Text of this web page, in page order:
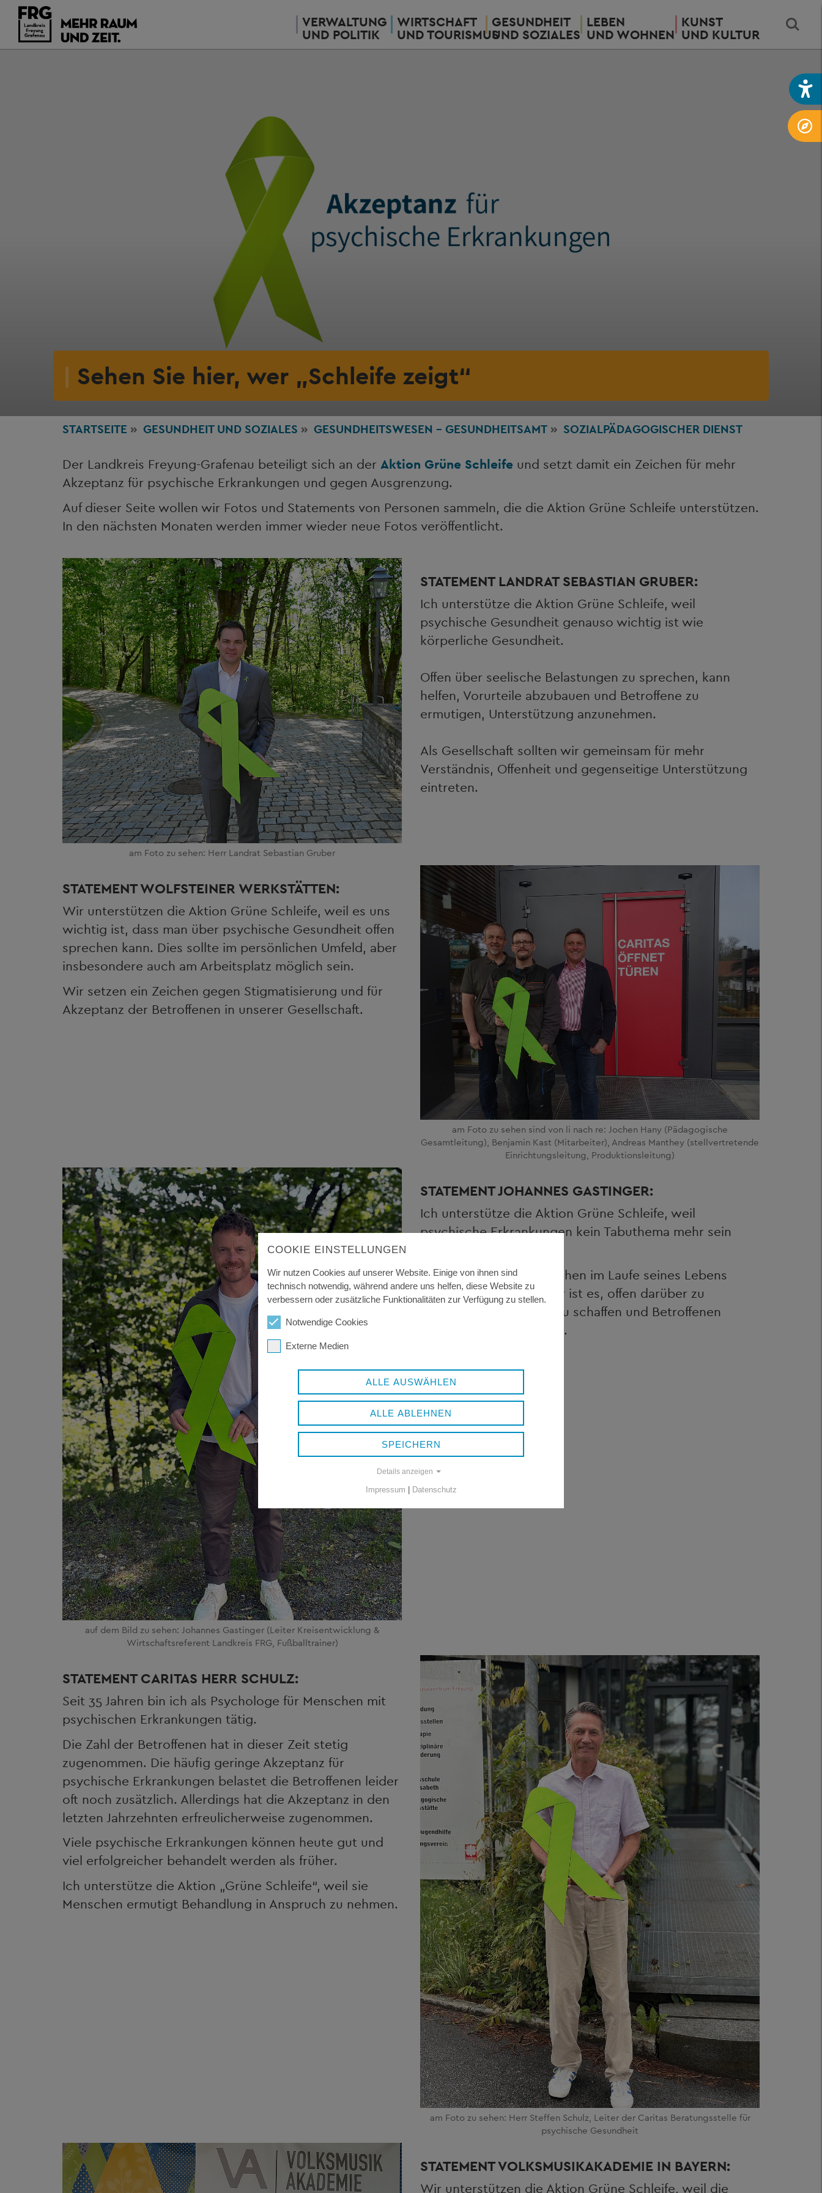
VERWALTUNG
UND POLITIK
WIRTSCHAFT
UND TOURISMUS
GESUNDHEIT
UND SOZIALES
LEBEN
UND WOHNEN
KUNST
UND KULTUR
Sehen Sie hier, wer „Schleife zeigt“
STARTSEITE GESUNDHEIT UND SOZIALES GESUNDHEITSWESEN - GESUNDHEITSAMT SOZIALPÄDAGOGISCHER DIENST
Der Landkreis Freyung-Grafenau beteiligt sich an der Aktion Grüne Schleife und setzt damit ein Zeichen für mehr
Akzeptanz für psychische Erkrankungen und gegen Ausgrenzung.
Auf dieser Seite wollen wir Fotos und Statements von Personen sammeln, die die Aktion Grüne Schleife unterstützen.
In den nächsten Monaten werden immer wieder neue Fotos veröffentlicht.
am Foto zu sehen: Herr Landrat Sebastian Gruber
STATEMENT LANDRAT SEBASTIAN GRUBER:
Ich unterstütze die Aktion Grüne Schleife, weil
psychische Gesundheit genauso wichtig ist wie
körperliche Gesundheit.
Offen über seelische Belastungen zu sprechen, kann
helfen, Vorurteile abzubauen und Betroffene zu
ermutigen, Unterstützung anzunehmen.
Als Gesellschaft sollten wir gemeinsam für mehr
Verständnis, Offenheit und gegenseitige Unterstützung
eintreten.
STATEMENT WOLFSTEINER WERKSTÄTTEN:
Wir unterstützen die Aktion Grüne Schleife, weil es uns
wichtig ist, dass man über psychische Gesundheit offen
sprechen kann. Dies sollte im persönlichen Umfeld, aber
insbesondere auch am Arbeitsplatz möglich sein.
Wir setzen ein Zeichen gegen Stigmatisierung und für
Akzeptanz der Betroffenen in unserer Gesellschaft.
am Foto zu sehen sind von li nach re: Jochen Hany (Pädagogische
Gesamtleitung), Benjamin Kast (Mitarbeiter), Andreas Manthey (stellvertretende
Einrichtungsleitung, Produktionsleitung)
auf dem Bild zu sehen: Johannes Gastinger (Leiter Kreisentwicklung &
Wirtschaftsreferent Landkreis FRG, Fußballtrainer)
STATEMENT JOHANNES GASTINGER:
Ich unterstütze die Aktion Grüne Schleife, weil
psychische Erkrankungen kein Tabuthema mehr sein
Sie können jeden Menschen im Laufe seines Lebens
treffen – umso wichtiger ist es, offen darüber zu
sprechen, Verständnis zu schaffen und Betroffenen
Unterstützung zu bieten.
STATEMENT CARITAS HERR SCHULZ:
Seit 35 Jahren bin ich als Psychologe für Menschen mit
psychischen Erkrankungen tätig.
Die Zahl der Betroffenen hat in dieser Zeit stetig
zugenommen. Die häufig geringe Akzeptanz für
psychische Erkrankungen belastet die Betroffenen leider
oft noch zusätzlich. Allerdings hat die Akzeptanz in den
letzten Jahrzehnten erfreulicherweise zugenommen.
Viele psychische Erkrankungen können heute gut und
viel erfolgreicher behandelt werden als früher.
Ich unterstütze die Aktion „Grüne Schleife“, weil sie
Menschen ermutigt Behandlung in Anspruch zu nehmen.
am Foto zu sehen: Herr Steffen Schulz, Leiter der Caritas Beratungsstelle für
psychische Gesundheit
STATEMENT VOLKSMUSIKAKADEMIE IN BAYERN:
Wir unterstützen die Aktion Grüne Schleife, weil die
COOKIE EINSTELLUNGEN
Wir nutzen Cookies auf unserer Website. Einige von ihnen sind
technisch notwendig, während andere uns helfen, diese Website zu
verbessern oder zusätzliche Funktionalitäten zur Verfügung zu stellen.
Notwendige Cookies
Externe Medien
ALLE AUSWÄHLEN
ALLE ABLEHNEN
SPEICHERN
Details anzeigen
Impressum Datenschutz